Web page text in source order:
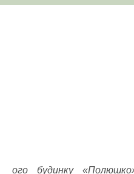
ого будинку